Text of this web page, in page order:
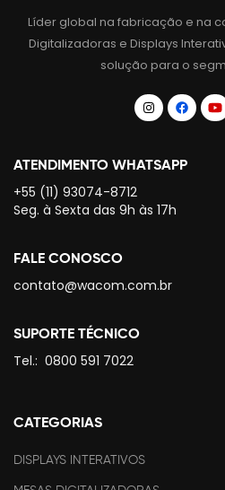
Líder global na fabricação e na
Digitalizadoras e Displays
solução para o
ATENDIMENTO WHATSAPP
+55 (11) 93074-8712
Seg. à Sexta das 9h às 17h
FALE CONOSCO
contato@wacom.com.br
SUPORTE TÉCNICO
Tel.: 0800 591 7022
CATEGORIAS
DISPLAYS INTERATIVOS